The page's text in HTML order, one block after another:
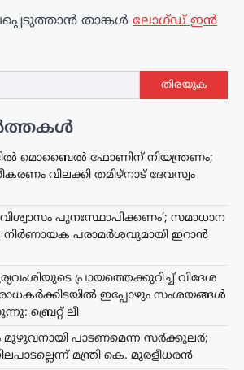
താങ്കൾ ലോഗ്ഡ് ഇൻ
തിരയുക
മൊബൈൽ ഫോണിന് നിയന്ത്രണം;
വിലക്കി തമിഴ്നാട് ദേവസ്വം
പുനഃസ്ഥാപിക്കണം’; സമാധാന
നിർണായക പരാമർശവുമായി ഇറാൻ
പ്രായത്തെക്കുറിച്ച് വിദേശ
ഇപ്പോഴും സംശയങ്ങൾ
ബ്രെറ്റ് ലീ
മുഴുവനായി പാടണമെന്ന സർക്കുലർ;
മന്ത്രി കെ. മുരളീധരൻ